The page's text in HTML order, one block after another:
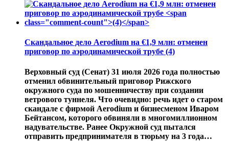
Скандальное дело Aerodium на €1,9 млн: отменен
приговор по аэродинамической трубе (4)
Верховный суд (Сенат) 31 июля 2026 года полностью
отменил обвинительный приговор Рижского
окружного суда по мошенничеству при создании
ветрового туннеля. Что очевидно: речь идет о старом
скандале с фирмой Aerodium и бизнесменом Иваром
Бейтансом, которого обвиняли в многомиллионном
надувательстве. Ранее Окружной суд пытался
отправить предпринимателя в тюрьму на 3 года…